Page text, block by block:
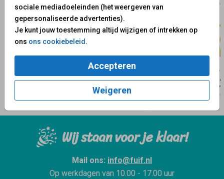
sociale mediadoeleinden (het weergeven van
gepersonaliseerde advertenties).
Je kunt jouw toestemming altijd wijzigen of intrekken op
ons ons cookiebeleid.
Accepteren
Weigeren
Wij staan voor je klaar!
Mail ons: info@fuif.nl
Op werkdagen van 10.00 - 17.00 uur